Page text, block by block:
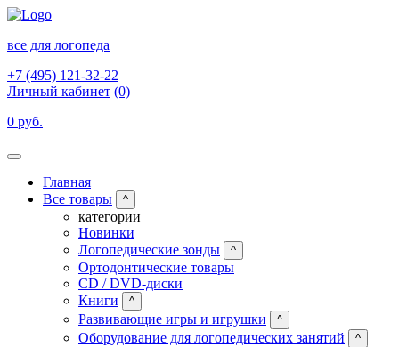
все для логопеда
+7 (495) 121-32-22
Личный кабинет (0)
0 руб.
Главная
Все товары
^
категории
Новинки
Логопедические зонды
^
Ортодонтические товары
CD / DVD-диски
Книги
^
Развивающие игры и игрушки ^
Оборудование для логопедических занятий ^